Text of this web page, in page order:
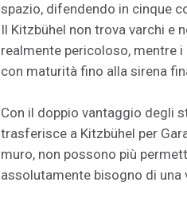
spazio, difendendo in cinque
Il Kitzbühel non trova varchi e
realmente pericoloso, mentre
con maturità fino alla sirena
Con il doppio vantaggio degli
trasferisce a Kitzbühel per
muro, non possono più
assolutamente bisogno di una